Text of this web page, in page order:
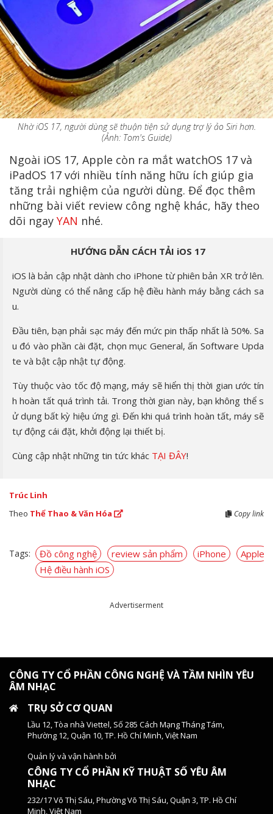
Nhờ iOS 17, người dùng sẽ thuận tiện sử dụng trợ lý ảo Siri hơn.
(Ảnh: Tom's Guide)
Ngoài iOS 17, Apple còn ra mắt watchOS 17 và
iPadOS 17 với nhiều tính năng hữu ích giúp gia
tăng trải nghiệm của người dùng. Để đọc thêm
những bài viết review công nghệ khác, hãy theo
dõi ngay YAN nhé.
HƯỚNG DẪN CÁCH TẢI iOS 17
iOS là bản cập nhật dành cho iPhone từ phiên bản XR trở lên.
Người dùng có thể nâng cấp hệ điều hành máy bằng cách sa
u.
Đầu tiên, bạn phải sạc máy đến mức pin thấp nhất là 50%. Sa
u đó vào phần cài đặt, chọn mục General, ấn Software Upda
te và bật cập nhật tự động.
Tùy thuộc vào tốc độ mạng, máy sẽ hiển thị thời gian ước tín
h hoàn tất quá trình tải. Trong thời gian này, bạn không thể s
ử dụng bất kỳ hiệu ứng gì. Đến khi quá trình hoàn tất, máy sẽ
tự động cái đặt, khởi động lại thiết bị.
Cùng cập nhật những tin tức khác TẠI ĐÂY!
Trúc Linh
Theo Thể Thao & Văn Hóa Copy link
Tags: Đồ công nghệ review sản phẩm iPhone
Apple
Hệ điều hành iOS
Advertiserment
CÔNG TY CỔ PHẦN CÔNG NGHỆ VÀ TẦM NHÌN YÊU
ÂM NHẠC
TRỤ SỞ CƠ QUAN
Lầu 12, Tòa nhà Viettel, Số 285 Cách Mạng Tháng Tám,
Phường 12, Quận 10, TP. Hồ Chí Minh, Việt Nam
Quản lý và vận hành bởi
CÔNG TY CỔ PHẦN KỸ THUẬT SỐ YÊU ÂM
NHẠC
232/17 Võ Thị Sáu, Phường Võ Thị Sáu, Quận 3, TP. Hồ Chí
Minh, Việt Nam